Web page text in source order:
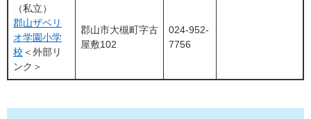
（私立）
郡山ザベリ
オ学園小学
校 ＜外部リ
ンク＞
郡山市大槻町字古
屋敷102
024-952-
7756